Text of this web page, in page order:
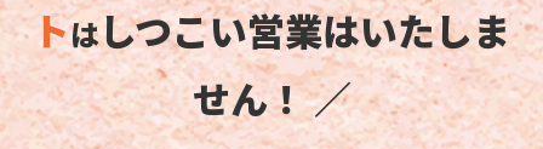
トはしつこい営業はいたしま
せん！ ／